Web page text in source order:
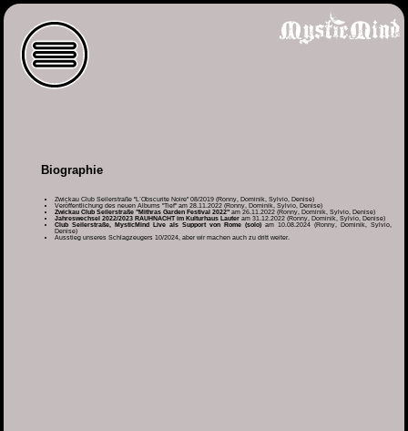
Biographie
Zwickau Club Seilerstraße "L´Obscurite Noire" 08/2019 (Ronny, Dominik, Sylvio, Denise)
Veröffentlichung des neuen Albums "Tief" am 28.11.2022 (Ronny, Dominik, Sylvio, Denise)
Zwickau Club Seilerstraße "Mithras Garden Festival 2022" am 26.11.2022 (Ronny, Dominik, Sylvio, Denise)
Jahreswechsel 2022/2023 RAUHNACHT im Kulturhaus Lauter am 31.12.2022 (Ronny, Dominik, Sylvio, Denise)
Club Seilerstraße, MysticMind Live als Support von Rome (solo) am 10.08.2024 (Ronny, Dominik, Sylvio,
Denise)
Ausstieg unseres Schlagzeugers 10/2024, aber wir machen auch zu dritt weiter.